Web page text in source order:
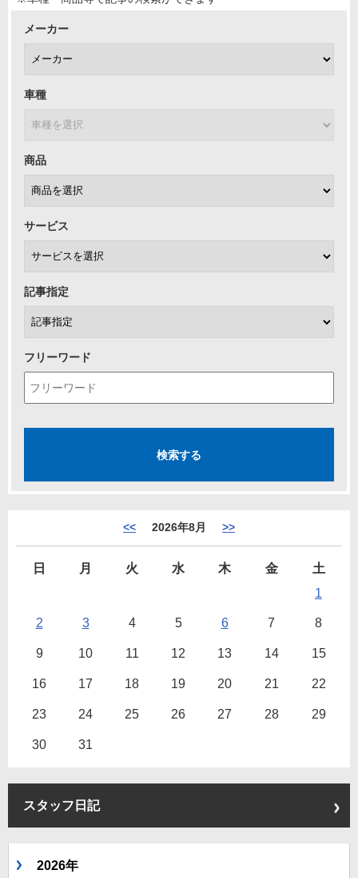
メーカー
車種
商品
サービス
記事指定
フリーワード
<< 2026年8月 >>
日 月 火 水 木 金
土
1
2 3 4 5 6 7 8
9 10 11 12 13 14 15
16 17 18 19 20 21 22
23 24 25 26 27 28 29
30 31
スタッフ日記
2026年